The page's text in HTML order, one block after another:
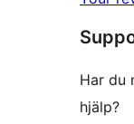
Har du
hjälp?